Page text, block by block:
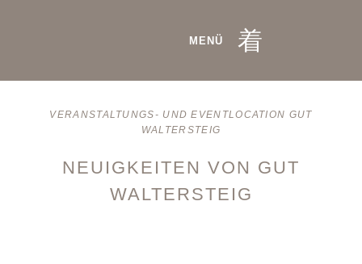
MENÜ
VERANSTALTUNGS- UND EVENTLOCATION GUT
WALTERSTEIG
NEUIGKEITEN VON GUT
WALTERSTEIG